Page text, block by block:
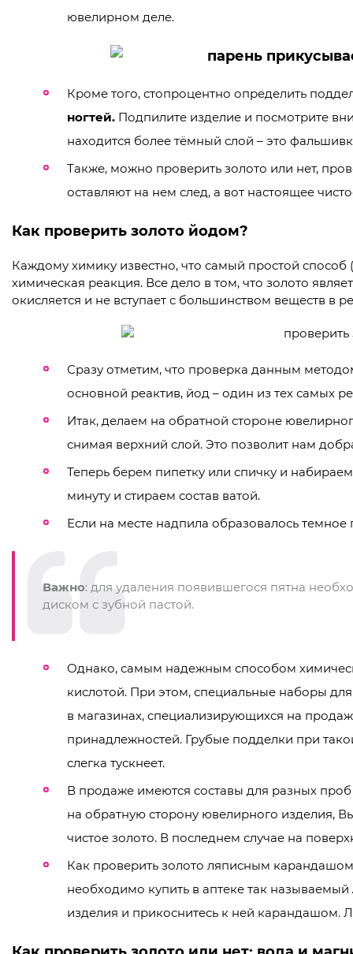
ювелирном деле.
Кроме того, стопроцентно определить
ногтей. Подпилите изделие и посмотрите
находится более тёмный слой – это
Также, можно проверить золото или нет,
оставляют на нем след, а вот настоящее
Как проверить золото йодом?
Каждому химику известно, что самый простой
химическая реакция. Все дело в том, что золото
окисляется и не вступает с большинством веществ в
Сразу отметим, что проверка данным
основной реактив, йод – один из тех самых
Итак, делаем на обратной стороне
снимая верхний слой. Это позволит нам
Теперь берем пипетку или спичку и
минуту и стираем состав ватой.
Если на месте надпила образовалось
Важно: для удаления появившегося пятна
диском с зубной пастой.
Однако, самым надежным способом
кислотой. При этом, специальные наборы
в магазинах, специализирующихся на
принадлежностей. Грубые подделки при
слегка тускнеет.
В продаже имеются составы для разных
на обратную сторону ювелирного изделия,
чистое золото. В последнем случае на
Как проверить золото ляписным
необходимо купить в аптеке так называемый
изделия и прикоснитесь к ней карандашом.